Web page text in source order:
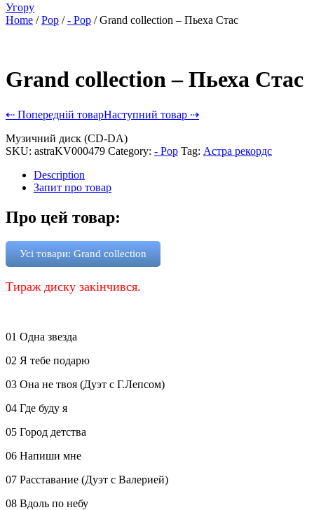
Угору
Home /Pop /- Pop / Grand collection – Пьеха Стас
Grand collection – Пьеха Стас
⇠ Попередній товарНаступний товар ⇢
Музичний диск (CD-DA)
SKU: astraKV000479 Category: - Pop Tag: Астра рекордс
Description
Запит про товар
Про цей товар:
Усі товари: Grand collection
Тираж диску закінчився.
01 Одна звезда
02 Я тебе подарю
03 Она не твоя (Дуэт с Г.Лепсом)
04 Где буду я
05 Город детства
06 Напиши мне
07 Расставание (Дуэт с Валерией)
08 Вдоль по небу